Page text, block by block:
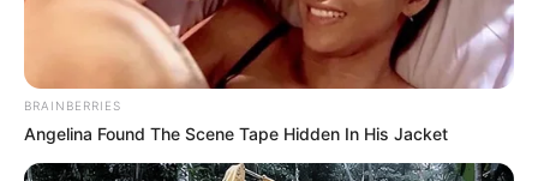
Mi madre falleció cuando mi hermana y yo aún
BRAINBERRIES
Angelina Found The Scene Tape Hidden In His Jacket